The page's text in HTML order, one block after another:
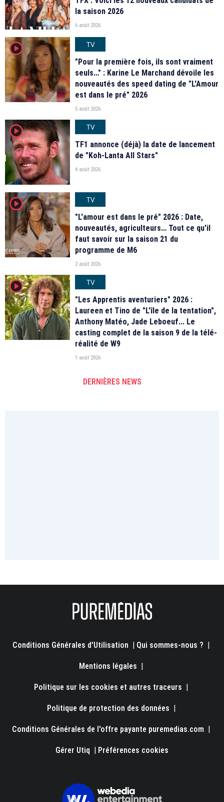
la saison 2026
6 août 2026
player2
TV
"Pour la première fois, ils sont vraiment
seuls…" : Karine Le Marchand dévoile les
nouveautés des speed dating de "L'Amour
est dans le pré" 2026
5 août 2026
player2
TV
TF1 annonce (déjà) la date de lancement
de "Koh-Lanta All Stars"
4 août 2026
player2
TV
"L'amour est dans le pré" 2026 : Date,
nouveautés, agriculteurs… Tout ce qu'il
faut savoir sur la saison 21 du
programme de M6
2 août 2026
player2
TV
"Les Apprentis aventuriers" 2026 :
Laureen et Tino de "L'île de la tentation",
Anthony Matéo, Jade Leboeuf... Le
casting complet de la saison 9 de la télé-
réalité de W9
1 août 2026
DERNIÈRES NEWS
Conditions Générales d'Utilisation | Qui sommes-nous ? |
Mentions légales |
Politique sur les cookies et autres traceurs |
Politique de protection des données |
Conditions Générales de l'offre payante puremedias.com |
Gérer Utiq | Préférences cookies